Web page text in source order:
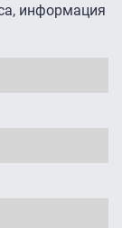
информация